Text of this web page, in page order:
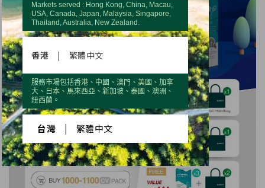
Markets served : Hong Kong, China, Macau,
USA, Canada, Japan, Malaysia, Singapore,
Thailand, Australia, New Zealand.
香港 | 繁體中文
服務市場包括香港、中國、澳門、美國、加拿
大、日本、馬來西亞、新加坡、泰國、澳洲、
紐西蘭。
台灣 繁體中文